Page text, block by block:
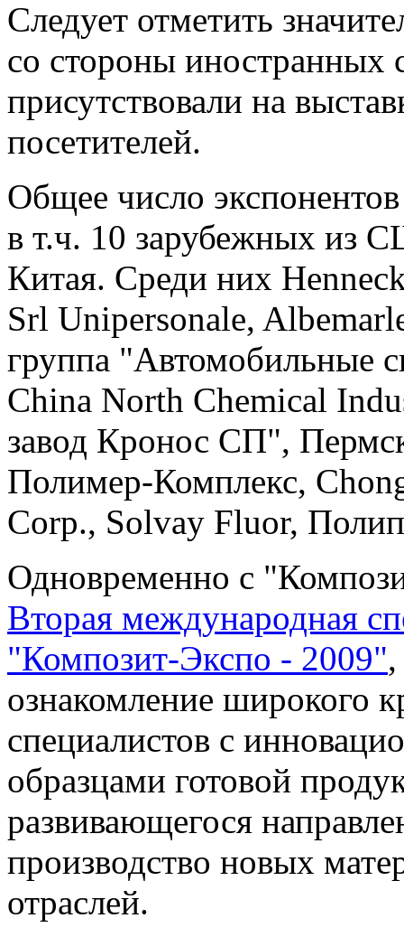
Следует отметить
со стороны иностранных
присутствовали на
посетителей.
Общее число
в т.ч. 10 зарубежных из
Китая. Среди них
Srl Unipersonale,
группа "Автомобильные
China North Chemical
завод Кронос СП",
Полимер-Комплекс,
Corp., Solvay Fluor,
Одновременно с
Вторая международная
"Композит-Экспо - 2009"
ознакомление широкого
специалистов с
образцами готовой
развивающегося
производство новых
отраслей.